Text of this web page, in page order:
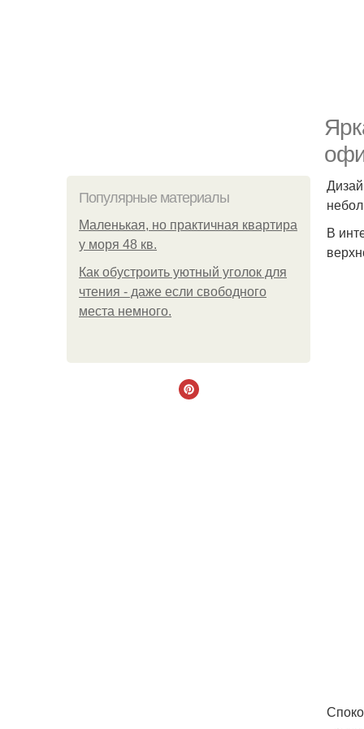
Популярные материалы
Маленькая, но практичная квартира
у моря 48 кв.
Как обустроить уютный уголок для
чтения - даже если свободного
места немного.
В